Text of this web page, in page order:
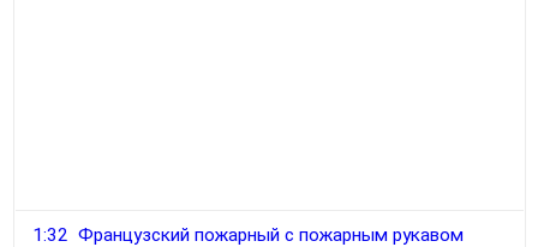
1:32 Французский пожарный с пожарным рукавом